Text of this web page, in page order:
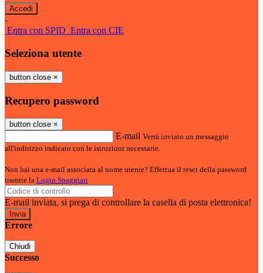
-
Entra con SPID Entra con CIE
Seleziona utente
button close ×
Recupero password
button close ×
E-mail Verrà inviato un messaggio
all'indirizzo indicato con le istruzioni necessarie.
Non hai una e-mail associata al nome utente? Effettua il reset della password
tramite la Login Spaggiari
E-mail inviata, si prega di controllare la casella di posta elettronica!
Errore
Chiudi
Successo